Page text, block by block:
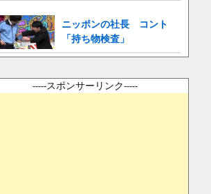
ニッポンの社長 コント
「持ち物検査」
-----スポンサーリンク-----